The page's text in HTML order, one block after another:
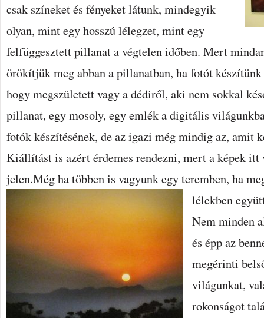
csak színeket és fényeket látunk, mindegyik
olyan, mint egy hosszú lélegzet, mint egy
felfüggesztett pillanat a végtelen időben. Mert
örökítjük meg abban a pillanatban, ha fotót
hogy megszületett vagy a dédiről, aki nem sokkal
pillanat, egy mosoly, egy emlék a digitális
fotók készítésének, de az igazi még mindig az, amit
Kiállítást is azért érdemes rendezni, mert a képek itt
jelen.Még ha többen is vagyunk egy teremben, ha
lélekben
Nem minden
és épp az
megérinti
világunkat,
rokonságot